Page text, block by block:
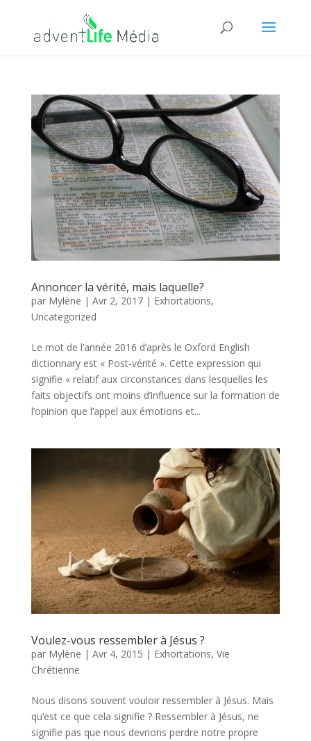
Annoncer la vérité, mais laquelle?
par Mylène | Avr 2, 2017| Exhortations,
Uncategorized
Le mot de l’année 2016 d’après le Oxford English
dictionnary est « Post-vérité ». Cette expression qui
signifie « relatif aux circonstances dans lesquelles les
faits objectifs ont moins d’influence sur la formation de
l’opinion que l’appel aux émotions et...
Voulez-vous ressembler à Jésus ?
par Mylène | Avr 4, 2015 | Exhortations, Vie
Chrétienne
Nous disons souvent vouloir ressembler à Jésus. Mais
qu’est ce que cela signifie ? Ressembler à Jésus, ne
signifie pas que nous devrions perdre notre propre